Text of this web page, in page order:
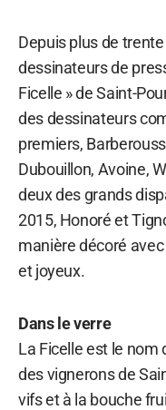
Depuis plus de
dessinateurs de
Ficelle » de Saint-
des dessinateurs
premiers,
Dubouillon, Avoine,
deux des grands
2015, Honoré et
manière décoré
et joyeux.
Dans le verre
La Ficelle est le nom
des vignerons de
vifs et à la bouche